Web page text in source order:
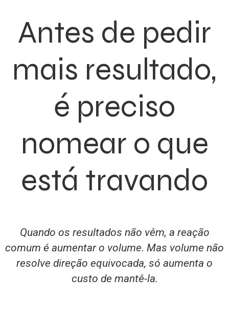
Antes de pedir
mais resultado,
é preciso
nomear o que
está travando
Quando os resultados não vêm, a reação
comum é aumentar o volume. Mas volume não
resolve direção equivocada, só aumenta o
custo de mantê-la.